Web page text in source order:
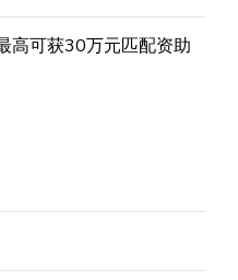
高可获30万元匹配资助